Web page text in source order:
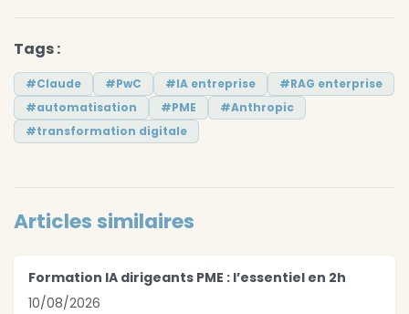
Tags :
#Claude #PwC #IA entreprise
#RAG enterprise
#automatisation
#PME
#Anthropic
#transformation digitale
Articles similaires
Formation IA dirigeants PME : l’essentiel en 2h
10/08/2026